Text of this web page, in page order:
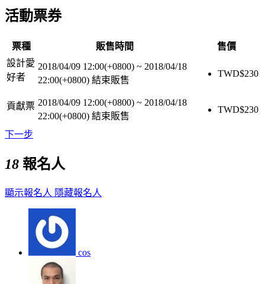
活動票券
票種 販售時間
售價
設計愛
好者
2018/04/09 12:00(+0800) ~ 2018/04/18
22:00(+0800) 結束販售
TWD$230
貢獻票 2018/04/09 12:00(+0800) ~ 2018/04/18
22:00(+0800) 結束販售
TWD$230
下一步
18 報名人
顯示報名人 隱藏報名人
cos